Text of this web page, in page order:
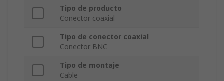
Tipo de producto
Conector coaxial
Tipo de conector coaxial
Conector BNC
Tipo de montaje
Cable